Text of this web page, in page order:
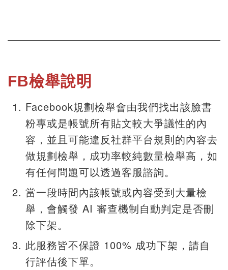
FB檢舉說明
Facebook規劃檢舉會由我們找出該臉書
粉專或是帳號所有貼文較大爭議性的內
容，並且可能違反社群平台規則的內容去
做規劃檢舉，成功率較純數量檢舉高，如
有任何問題可以透過客服諮詢。
當一段時間內該帳號或內容受到大量檢
舉，會觸發 AI 審查機制自動判定是否刪
除下架。
此服務皆不保證 100% 成功下架，請自
行評估後下單。